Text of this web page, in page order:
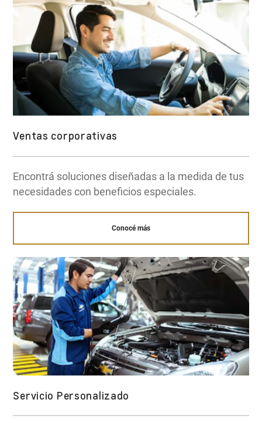
Ventas corporativas
Encontrá soluciones diseñadas a la medida de tus
necesidades con beneficios especiales.
Conocé más
Servicio Personalizado